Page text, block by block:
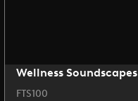
Wellness Soundscapes
FTS100